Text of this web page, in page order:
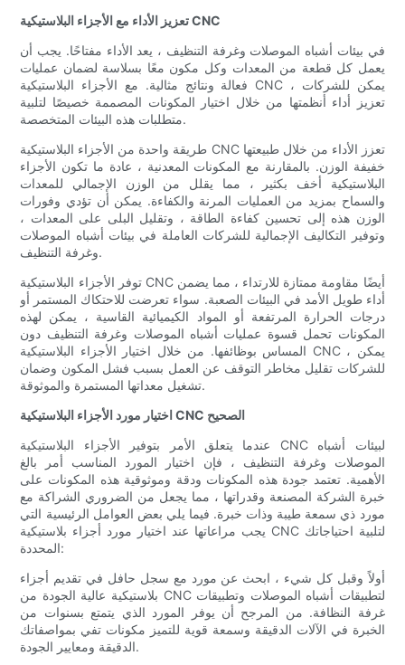
تعزيز الأداء مع الأجزاء البلاستيكية CNC
في بيئات أشباه الموصلات وغرفة التنظيف ، يعد الأداء مفتاحًا. يجب أن
يعمل كل قطعة من المعدات وكل مكون معًا بسلاسة لضمان عمليات
فعالة ونتائج مثالية. مع الأجزاء البلاستيكية CNC ، يمكن للشركات
تعزيز أداء أنظمتها من خلال اختيار المكونات المصممة خصيصًا لتلبية
متطلبات هذه البيئات المتخصصة.
طريقة واحدة من الأجزاء البلاستيكية CNC تعزز الأداء من خلال طبيعتها
خفيفة الوزن. بالمقارنة مع المكونات المعدنية ، عادة ما تكون الأجزاء
البلاستيكية أخف بكثير ، مما يقلل من الوزن الإجمالي للمعدات
والسماح بمزيد من العمليات المرنة والكفاءة. يمكن أن تؤدي وفورات
الوزن هذه إلى تحسين كفاءة الطاقة ، وتقليل البلى على المعدات ،
وتوفير التكاليف الإجمالية للشركات العاملة في بيئات أشباه الموصلات
وغرفة التنظيف.
توفر الأجزاء البلاستيكية CNC أيضًا مقاومة ممتازة للارتداء ، مما يضمن
أداء طويل الأمد في البيئات الصعبة. سواء تعرضت للاحتكاك المستمر أو
درجات الحرارة المرتفعة أو المواد الكيميائية القاسية ، يمكن لهذه
المكونات تحمل قسوة عمليات أشباه الموصلات وغرفة التنظيف دون
المساس بوظائفها. من خلال اختيار الأجزاء البلاستيكية CNC ، يمكن
للشركات تقليل مخاطر التوقف عن العمل بسبب فشل المكون وضمان
تشغيل معداتها المستمرة والموثوقة.
اختيار مورد الأجزاء البلاستيكية CNC الصحيح
عندما يتعلق الأمر بتوفير الأجزاء البلاستيكية CNC لبيئات أشباه
الموصلات وغرفة التنظيف ، فإن اختيار المورد المناسب أمر بالغ
الأهمية. تعتمد جودة هذه المكونات ودقة وموثوقية هذه المكونات على
خبرة الشركة المصنعة وقدراتها ، مما يجعل من الضروري الشراكة مع
مورد ذي سمعة طيبة وذات خبرة. فيما يلي بعض العوامل الرئيسية التي
يجب مراعاتها عند اختيار مورد أجزاء بلاستيكية CNC لتلبية احتياجاتك
المحددة:
أولاً وقبل كل شيء ، ابحث عن مورد مع سجل حافل في تقديم أجزاء
بلاستيكية عالية الجودة من CNC لتطبيقات أشباه الموصلات وتطبيقات
غرفة النظافة. من المرجح أن يوفر المورد الذي يتمتع بسنوات من
الخبرة في الآلات الدقيقة وسمعة قوية للتميز مكونات تفي بمواصفاتك
الدقيقة ومعايير الجودة.